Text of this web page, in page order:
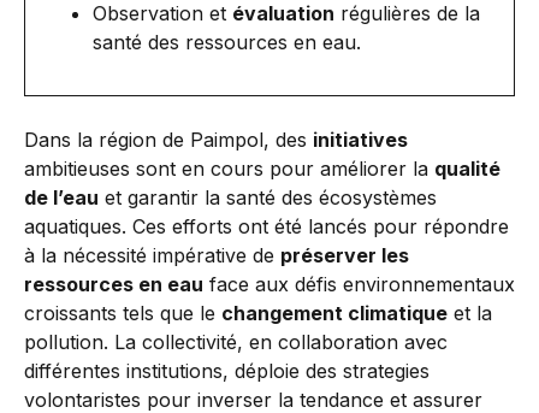
Observation et évaluation régulières de la
santé des ressources en eau.
Dans la région de Paimpol, des initiatives
ambitieuses sont en cours pour améliorer la qualité
de l’eau et garantir la santé des écosystèmes
aquatiques. Ces efforts ont été lancés pour répondre
à la nécessité impérative de préserver les
ressources en eau face aux défis environnementaux
croissants tels que le changement climatique et la
pollution. La collectivité, en collaboration avec
différentes institutions, déploie des strategies
volontaristes pour inverser la tendance et assurer